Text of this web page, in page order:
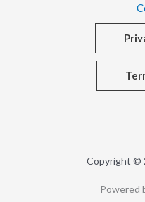
Copyright ©
Powered